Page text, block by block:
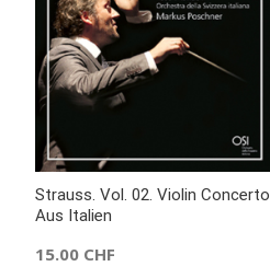
Strauss. Vol. 02. Violin Concerto
Aus Italien
15.00 CHF